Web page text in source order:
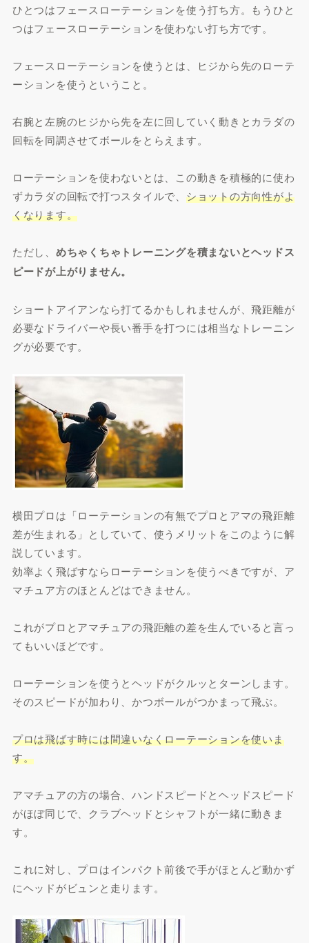
ひとつはフェースローテーションを使う打ち方。もうひと
つはフェースローテーションを使わない打ち方です。
フェースローテーションを使うとは、ヒジから先のローテ
ーションを使うということ。
右腕と左腕のヒジから先を左に回していく動きとカラダの
回転を同調させてボールをとらえます。
ローテーションを使わないとは、この動きを積極的に使わ
ずカラダの回転で打つスタイルで、 ショットの方向性がよ
くなります。
ただし、 めちゃくちゃトレーニングを積まないとヘッドス
ピードが上がりません。
ショートアイアンなら打てるかもしれませんが、飛距離が
必要なドライバーや長い番手を打つには相当なトレーニン
グが必要です。
横田プロは「ローテーションの有無でプロとアマの飛距離
差が生まれる」としていて、使うメリットをこのように解
説しています。
効率よく飛ばすならローテーションを使うべきですが、ア
マチュア方のほとんどはできません。
これがプロとアマチュアの飛距離の差を生んでいると言っ
てもいいほどです。
ローテーションを使うとヘッドがクルッとターンします。
そのスピードが加わり、かつボールがつかまって飛ぶ。
プロは飛ばす時には間違いなくローテーションを使いま
す。
アマチュアの方の場合、ハンドスピードとヘッドスピード
がほぼ同じで、クラブヘッドとシャフトが一緒に動きま
す。
これに対し、プロはインパクト前後で手がほとんど動かず
にヘッドがビュンと走ります。